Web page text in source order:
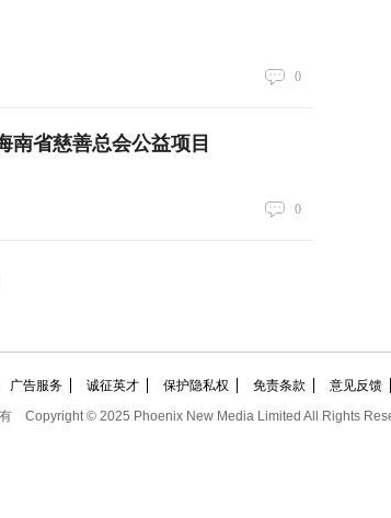
0
省慈善总会公益项目
0
广告服务 诚征英才 保护隐私权 免责条款 意见反馈
Copyright © 2025 Phoenix New Media Limited All Rights